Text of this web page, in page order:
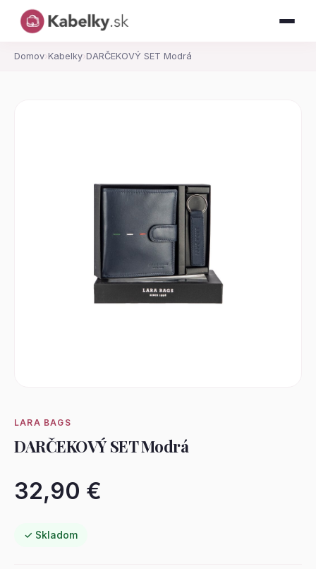
Domov› Kabelky› DARČEKOVÝ SET Modrá
LARA BAGS
DARČEKOVÝ SET Modrá
32,90 €
✓ Skladom